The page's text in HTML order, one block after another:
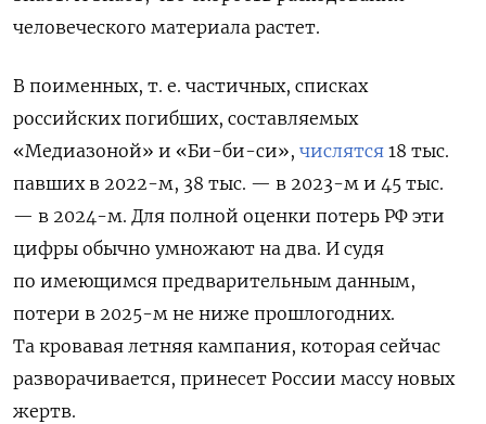
человеческого материала растет.
В поименных, т. е. частичных, списках
российских погибших, составляемых
«Медиазоной» и «Би-би-си», числятся 18 тыс.
павших в 2022-м, 38 тыс. — в 2023-м и 45 тыс.
— в 2024-м. Для полной оценки потерь РФ эти
цифры обычно умножают на два. И судя
по имеющимся предварительным данным,
потери в 2025-м не ниже прошлогодних.
Та кровавая летняя кампания, которая сейчас
разворачивается, принесет России массу новых
жертв.